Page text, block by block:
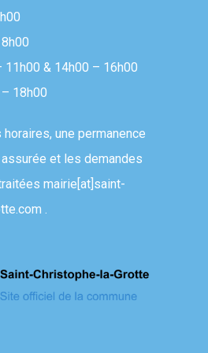
11h00 & 14h00 – 16h00
18h00
horaires, une permanence
et les demandes
mairie[at]saint-
.